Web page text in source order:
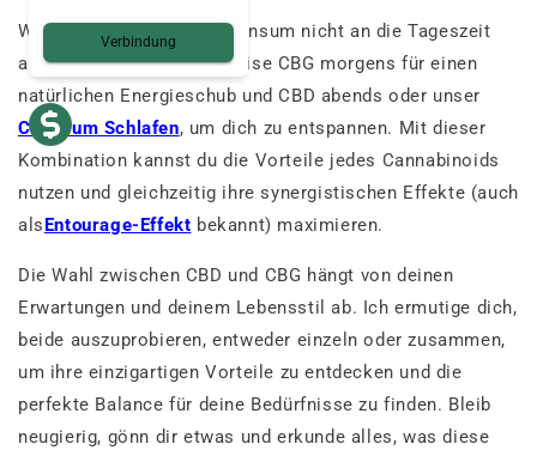
Warum passt du deinen Konsum nicht an die Tageszeit
an? Verwende beispielsweise CBG morgens für einen
natürlichen Energieschub und CBD abends oder unser
CBD zum Schlafen, um dich zu entspannen. Mit dieser
Kombination kannst du die Vorteile jedes Cannabinoids
nutzen und gleichzeitig ihre synergistischen Effekte (auch
alsEntourage-Effekt bekannt) maximieren.
Die Wahl zwischen CBD und CBG hängt von deinen
Erwartungen und deinem Lebensstil ab. Ich ermutige dich,
beide auszuprobieren, entweder einzeln oder zusammen,
um ihre einzigartigen Vorteile zu entdecken und die
perfekte Balance für deine Bedürfnisse zu finden. Bleib
neugierig, gönn dir etwas und erkunde alles, was diese
Verbindung